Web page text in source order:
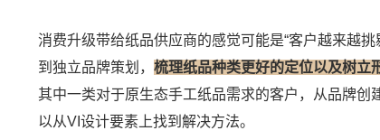
消费升级带给纸品供应商的感觉可能是“客户越来越
到独立品牌策划， 梳理纸品种类更好的定位以及树立
其中一类对于原生态手工纸品需求的客户，从品牌创
以从VI设计要素上找到解决方法。